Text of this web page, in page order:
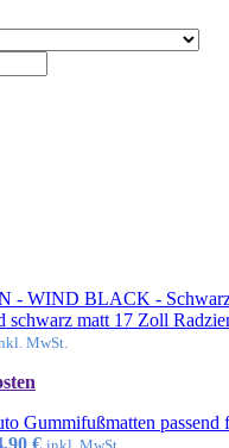
schwarz matt 17 Zoll
MwSt.
Gummifußmatten
€